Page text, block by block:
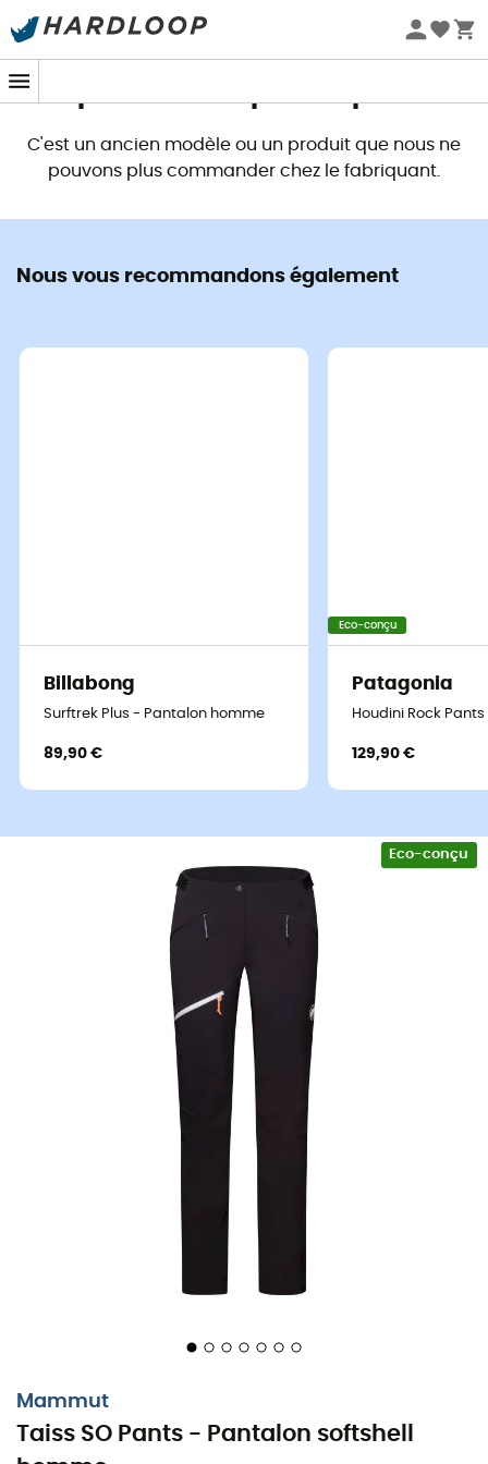
Promos d'été 🔥 -5 % EXTRA dès 2 produits* code Summer5
C'est un ancien modèle ou un produit que nous ne
pouvons plus commander chez le fabriquant.
Nous vous recommandons également
Billabong
Surftrek Plus - Pantalon homme
89,90 €
Eco-conçu
Patagonia
Houdini Rock
129,90 €
Eco-conçu
Mammut
Taiss SO Pants - Pantalon softshell
Idéal pour la plupart des activités de montagne, le